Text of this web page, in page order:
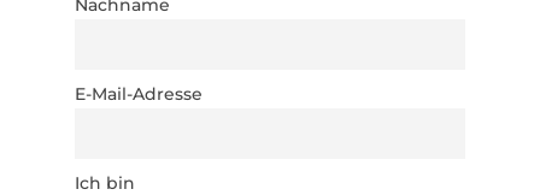
E-Mail-Adresse
Ich bin